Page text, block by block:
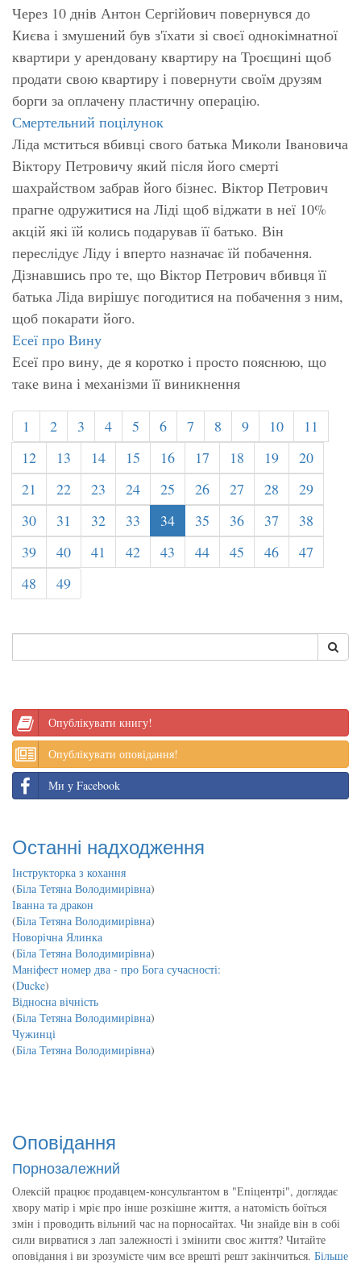
Через 10 днів Антон Сергійович повернувся до
Києва і змушений був з'їхати зі своєї однокімнатної
квартири у арендовану квартиру на Троєщині щоб
продати свою квартиру і повернути своїм друзям
борги за оплачену пластичну операцію.
Смертельний поцілунок
Ліда мститься вбивці свого батька Миколи Івановича
Віктору Петровичу який після його смерті
шахрайством забрав його бізнес. Віктор Петрович
прагне одружитися на Ліді щоб віджати в неї 10%
акцій які їй колись подарував її батько. Він
переслідує Ліду і вперто назначає їй побачення.
Дізнавшись про те, що Віктор Петрович вбивця її
батька Ліда вирішує погодитися на побачення з ним,
щоб покарати його.
Есеї про Вину
Есеї про вину, де я коротко і просто пояснюю, що
таке вина і механізми її виникнення
1 2 3 4 5 6 7 8 9 10
11
12
13 14 15 16 17 18 19
20
21
22 23 24 25 26 27 28
29
30
31 32 33 34 35 36 37
38
39
40 41 42 43 44 45 46
47
48
49
Опублікувати книгу!
Опублікувати оповідання!
Ми у Facebook
Останні надходження
Інструкторка з кохання
(Біла Тетяна Володимирівна)
Іванна та дракон
(Біла Тетяна Володимирівна)
Новорічна Ялинка
(Біла Тетяна Володимирівна)
Маніфест номер два - про Бога сучасності:
(Ducke)
Відносна вічність
(Біла Тетяна Володимирівна)
Чужинці
(Біла Тетяна Володимирівна)
Оповідання
Порнозалежний
Олексій працює продавцем-консультантом в "Епіцентрі", доглядає
хвору матір і мріє про інше розкішне життя, а натомість боїться
змін і проводить вільний час на порносайтах. Чи знайде він в собі
сили вирватися з лап залежності і змінити своє життя? Читайте
оповідання і ви зрозумієте чим все врешті решт закінчиться. Більше